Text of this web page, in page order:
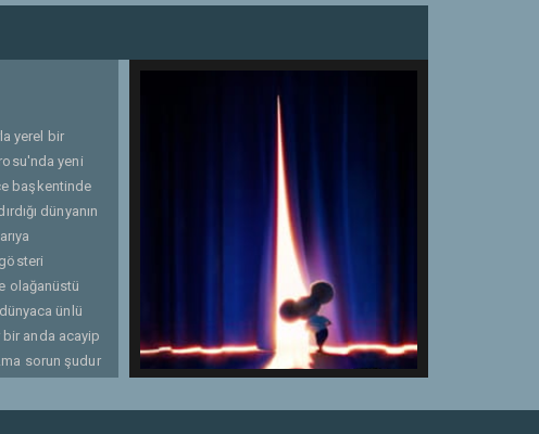
yerel bir
yeni
başkentinde
dünyanın
olağanüstü
ünlü
bir anda acayip
sorun şudur
artarken